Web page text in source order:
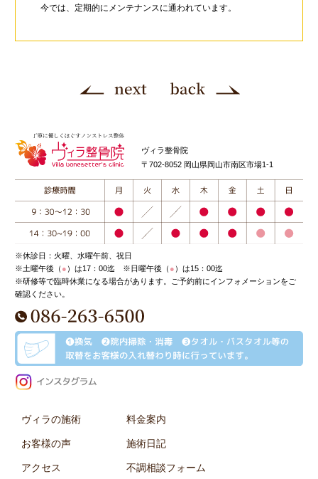
今では、定期的にメンテナンスに通われています。
ヴィラ整骨院
〒702-8052 岡山県岡山市南区市場1-1
※休診日：火曜、水曜午前、祝日
※土曜午後（●）は17：00迄 ※日曜午後（●）は15：00迄
※研修等で臨時休業になる場合があります。ご予約前にインフォメーションをご
確認ください。
ヴィラの施術 料金案内
お客様の声 施術日記
アクセス 不調相談フォーム